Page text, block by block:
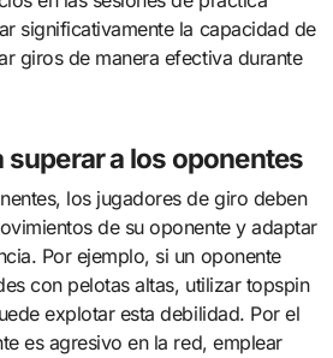
significativamente la capacidad de
giros de manera efectiva durante
superar a los oponentes
los jugadores de giro deben
de su oponente y adaptar
Por ejemplo, si un oponente
con pelotas altas, utilizar topspin
explotar esta debilidad. Por el
es agresivo en la red, emplear